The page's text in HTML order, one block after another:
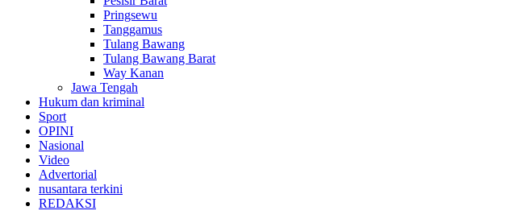
Pringsewu
Tanggamus
Tulang Bawang
Tulang Bawang Barat
Way Kanan
Jawa Tengah
Hukum dan kriminal
Sport
OPINI
Nasional
Video
Advertorial
nusantara terkini
REDAKSI